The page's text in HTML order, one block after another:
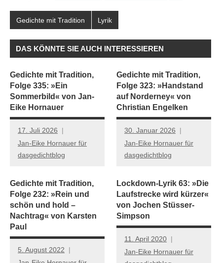
Gedichte mit Tradition Lyrik
DAS KÖNNTE SIE AUCH INTERESSIEREN
Gedichte mit Tradition,
Folge 335: »Ein
Sommerbild« von Jan-
Eike Hornauer
17. Juli 2026
Jan-Eike Hornauer für
dasgedichtblog
Gedichte mit Tradition,
Folge 323: »Handstand
auf Norderney« von
Christian Engelken
30. Januar 2026
Jan-Eike Hornauer für
dasgedichtblog
Gedichte mit Tradition,
Folge 232: »Rein und
schön und hold –
Nachtrag« von Karsten
Paul
5. August 2022
Lockdown-Lyrik 63: »Die
Laufstrecke wird kürzer«
von Jochen Stüsser-
Simpson
11. April 2020
Jan-Eike Hornauer für